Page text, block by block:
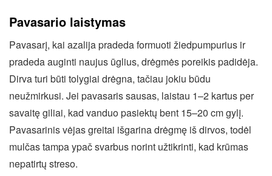
Pavasario laistymas
Pavasarį, kai azalija pradeda formuoti žiedpumpurius ir
pradeda auginti naujus ūglius, drėgmės poreikis padidėja.
Dirva turi būti tolygiai drėgna, tačiau jokiu būdu
neužmirkusi. Jei pavasaris sausas, laistau 1–2 kartus per
savaitę giliai, kad vanduo pasiektų bent 15–20 cm gylį.
Pavasarinis vėjas greitai išgarina drėgmę iš dirvos, todėl
mulčas tampa ypač svarbus norint užtikrinti, kad krūmas
nepatirtų streso.